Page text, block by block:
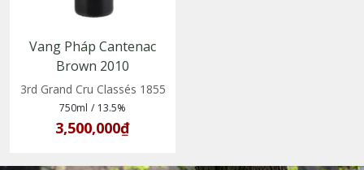
Vang Pháp Cantenac
Brown 2010
3rd Grand Cru Classés 1855
750ml / 13.5%
3,500,000₫